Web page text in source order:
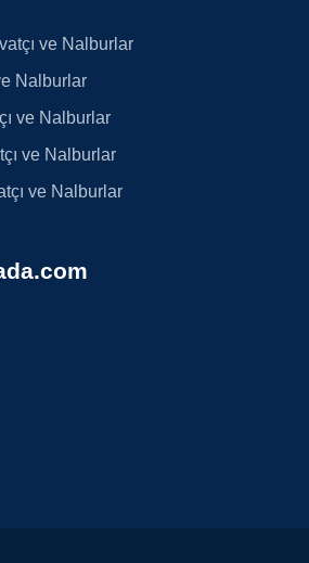
ve Nalburlar
Nalburlar
ve Nalburlar
ve Nalburlar
ve Nalburlar